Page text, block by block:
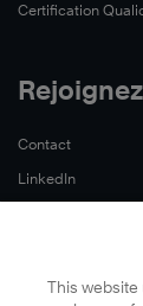
Certification
Contact
LinkedIn
This